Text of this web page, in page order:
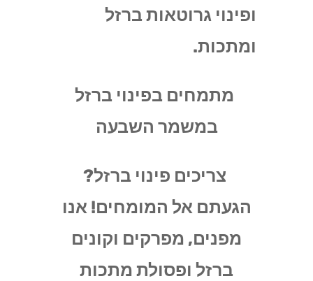
ופינוי גרוטאות ברזל
ומתכות.
מתמחים בפינוי ברזל
במשמר השבעה
צריכים פינוי ברזל?
הגעתם אל המומחים! אנו
מפנים, מפרקים וקונים
ברזל ופסולת מתכות